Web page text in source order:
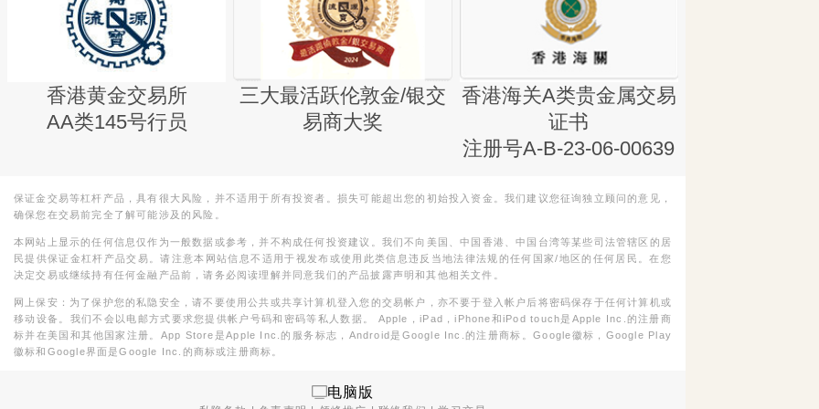
香港黄金交易所
AA类145号行员
三大最活跃伦敦金/银交
易商大奖
香港海关A类贵金属交易
证书
注册号A-B-23-06-00639
保证金交易等杠杆产品，具有很大风险，并不适用于所有投资者。损失可能超出您的初始投入资金。我们建议您征询独立顾问的意见，
确保您在交易前完全了解可能涉及的风险。
本网站上显示的任何信息仅作为一般数据或参考，并不构成任何投资建议。我们不向美国、中国香港、中国台湾等某些司法管辖区的居
民提供保证金杠杆产品交易。请注意本网站信息不适用于视发布或使用此类信息违反当地法律法规的任何国家/地区的任何居民。在您
决定交易或继续持有任何金融产品前，请务必阅读理解并同意我们的产品披露声明和其他相关文件。
网上保安：为了保护您的私隐安全，请不要使用公共或共享计算机登入您的交易帐户，亦不要于登入帐户后将密码保存于任何计算机或
移动设备。我们不会以电邮方式要求您提供帐户号码和密码等私人数据。 Apple，iPad，iPhone和iPod touch是Apple Inc.的注册商
标并在美国和其他国家注册。App Store是Apple Inc.的服务标志，Android是Google Inc.的注册商标。Google徽标，Google Play
徽标和Google界面是Google Inc.的商标或注册商标。
电脑版